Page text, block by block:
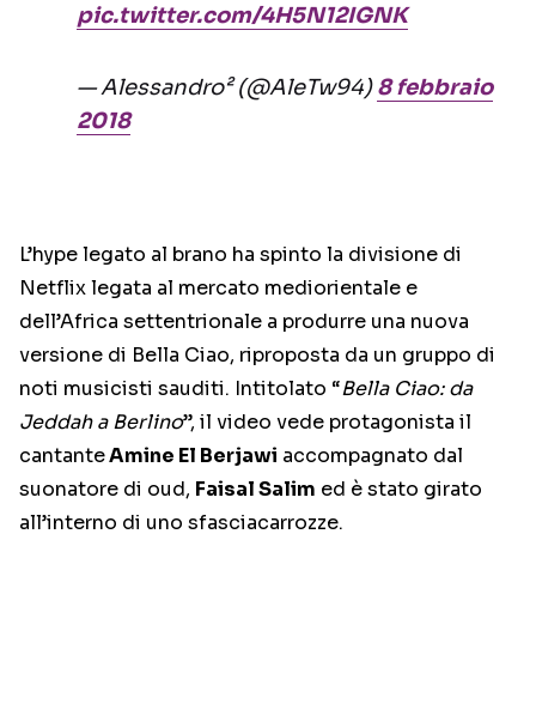
pic.twitter.com/4H5N12IGNK
— Alessandro² (@AleTw94)8 febbraio
2018
L’hype legato al brano ha spinto la divisione di
Netflix legata al mercato mediorientale e
dell’Africa settentrionale a produrre una nuova
versione di Bella Ciao, riproposta da un gruppo di
noti musicisti sauditi. Intitolato “Bella Ciao: da
Jeddah a Berlino”, il video vede protagonista il
cantanteAmine El Berjawi accompagnato dal
suonatore di oud, Faisal Salim ed è stato girato
all’interno di uno sfasciacarrozze.